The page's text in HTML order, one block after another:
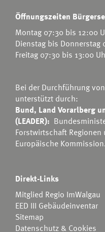
Öffnungszeiten
Montag 07:30 bis 12:00
Dienstag bis Donnerstag
Freitag 07:30 bis 13:00
Bei der Durchführung
unterstützt durch:
Bund, Land Vorarlberg
(LEADER):
Forstwirtschaft
Europäische Kommission.
Direkt-Links
Mitglied Regio ImWalgau
EED III Gebäudeinventar
Sitemap
Datenschutz & Cookies